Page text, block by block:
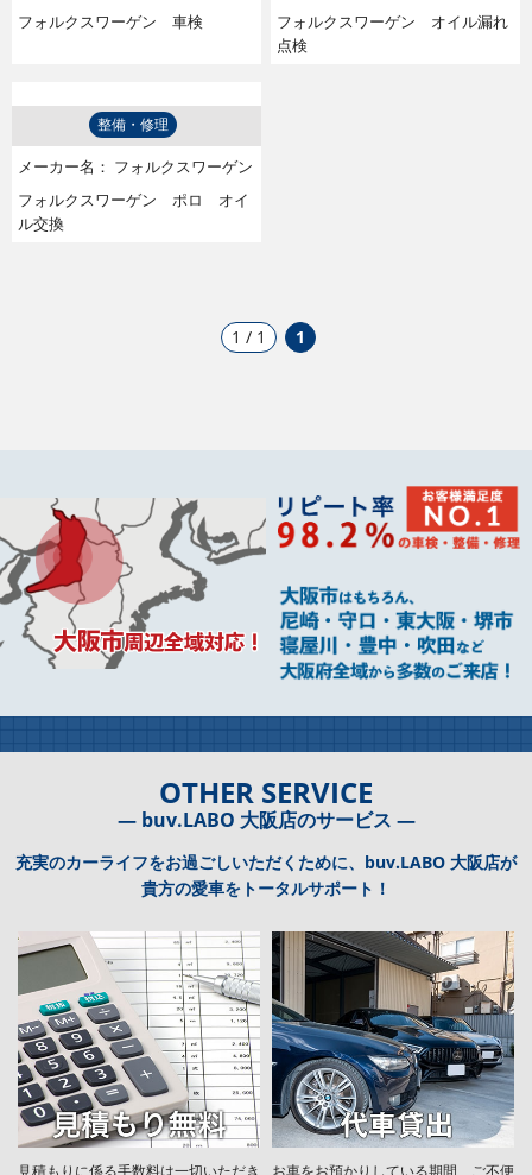
フォルクスワーゲン 車検
フォルクスワーゲン オイル漏れ
点検
整備・修理
メーカー名： フォルクスワーゲン
フォルクスワーゲン ポロ オイ
ル交換
1 / 1 1
OTHER SERVICE
― buv.LABO 大阪店のサービス ―
充実のカーライフをお過ごしいただくために、buv.LABO 大阪店が
貴方の愛車をトータルサポート！
見積もりに係る手数料は一切いただき お車をお預かりしている期間、ご不便